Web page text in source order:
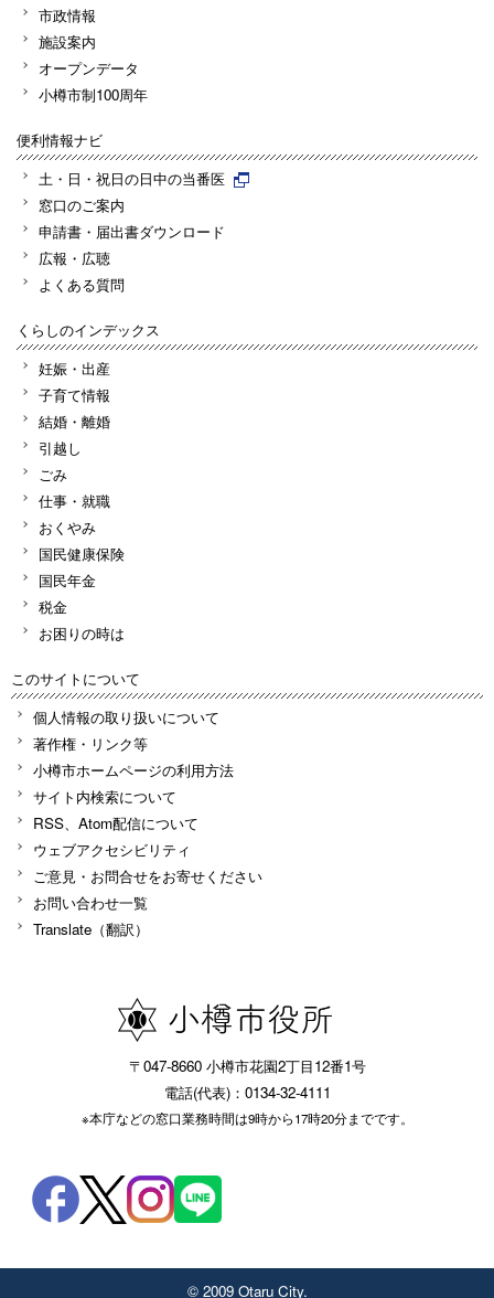
市政情報
施設案内
オープンデータ
小樽市制100周年
便利情報ナビ
土・日・祝日の日中の当番医
窓口のご案内
申請書・届出書ダウンロード
広報・広聴
よくある質問
くらしのインデックス
妊娠・出産
子育て情報
結婚・離婚
引越し
ごみ
仕事・就職
おくやみ
国民健康保険
国民年金
税金
お困りの時は
このサイトについて
個人情報の取り扱いについて
著作権・リンク等
小樽市ホームページの利用方法
サイト内検索について
RSS、Atom配信について
ウェブアクセシビリティ
ご意見・お問合せをお寄せください
お問い合わせ一覧
Translate（翻訳）
〒047-8660 小樽市花園2丁目12番1号
電話(代表)：0134-32-4111
※本庁などの窓口業務時間は9時から17時20分までです。
© 2009 Otaru City.